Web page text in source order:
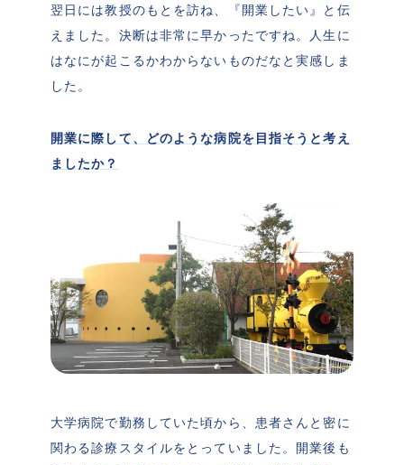
翌日には教授のもとを訪ね、『開業したい』と伝
えました。決断は非常に早かったですね。人生に
はなにが起こるかわからないものだなと実感しま
した。
開業に際して、どのような病院を目指そうと考え
ましたか？
大学病院で勤務していた頃から、患者さんと密に
関わる診療スタイルをとっていました。開業後も